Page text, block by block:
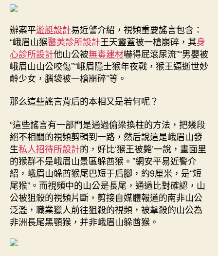
辦案平遊艇設計易近警介紹，視頻重要謠言包含：
“峨眉山猴醫美診所設計王天靈蓋被一槍崩碎，其身
心診所設計他山公被無毒建材嚇得屁滾尿流”“男嬰被
峨眉山山公咬傷”“峨眉隱士猴年夜戰，猴王逼逝世妙
齡少女，腦袋被一槍崩碎”等。
那么這些謠言背后的本相又是若何呢？
“這些謠言有一部門是通過偷梁換柱的方法，把幾段
絕不相關的視頻剪輯到一路，然后說這是峨眉山發
生私人招待所設計的，好比‘猴王被斃’一說，畫面里
的猴群不是峨眉山景區躲酋猴。”網安平易近警介
紹，峨眉山躲酋猴尾巴短于后腳，約9厘米，是“短
尾猴”。而視頻中的山公是長尾，通過比對確認，山
公被狙殺的視頻片斷，剪接自媒體報道的南非山公
泛濫，職業獵人前往狙殺的視頻，被擊殺的山公為
非洲長尾黑顎猴，并非峨眉山躲酋猴。